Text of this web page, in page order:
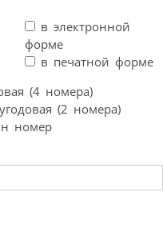
в электронной
форме
в печатной форме
(4 номера)
(2 номера)
номер